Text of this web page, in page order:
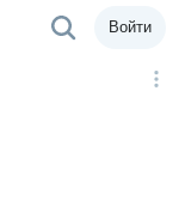
Войти